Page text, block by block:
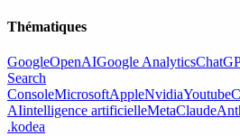
Thématiques
GoogleOpenAIGoogle Analytics
Search
ConsoleMicrosoftAppleNvidiaYoutube
AIintelligence artificielleMetaClaude
.kodea